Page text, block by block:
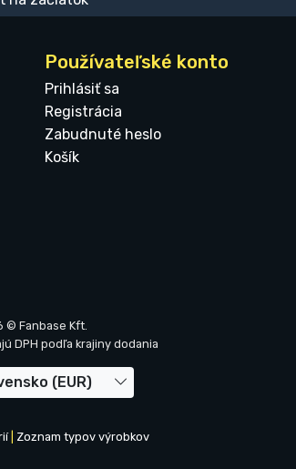
Používateľské konto
Prihlásiť sa
Registrácia
Zabudnuté heslo
Košík
© Fanbase Kft.
DPH podľa krajiny dodania
(EUR)
| Zoznam typov výrobkov